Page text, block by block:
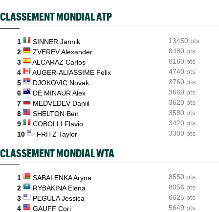
INTERVIEW
06/08
WTA - Toronto
Aryna Sabalenka propose... des conférences de presse façon F1
CLASSEMENT MONDIAL ATP
1 SINNER Jannik
13450 pts
2
ZVEREV Alexander
8480 pts
3
ALCARAZ Carlos
8160 pts
4
AUGER-ALIASSIME Felix
4740 pts
5
DJOKOVIC Novak
3760 pts
6
DE MINAUR Alex
3660 pts
7
MEDVEDEV Daniil
3620 pts
8
SHELTON Ben
3580 pts
9
COBOLLI Flavio
3420 pts
10
FRITZ Taylor 3300 pts
CLASSEMENT MONDIAL WTA
1 SABALENKA Aryna
8550 pts
2
RYBAKINA Elena
8056 pts
3
PEGULA Jessica
6625 pts
4
GAUFF Cori
5649 pts